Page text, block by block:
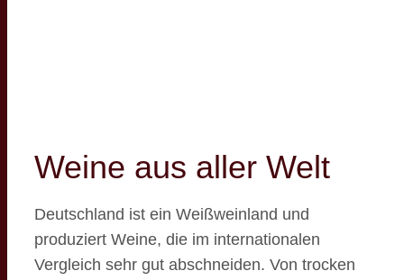
Weine aus aller Welt
Deutschland ist ein Weißweinland und
produziert Weine, die im internationalen
Vergleich sehr gut abschneiden. Von trocken